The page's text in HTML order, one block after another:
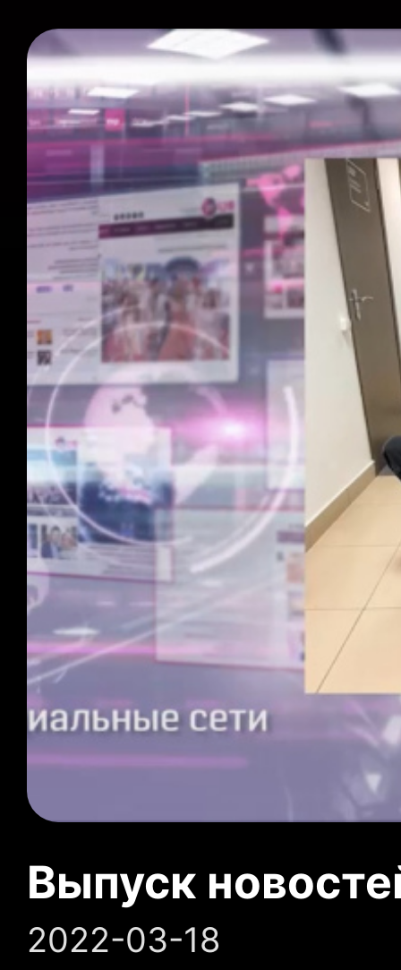
Выпуск
2022-03-18